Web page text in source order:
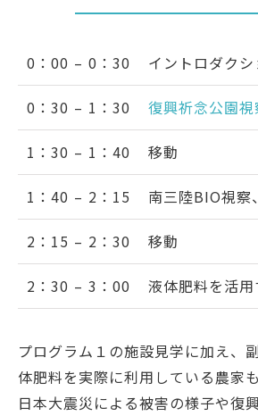
0：00 – 0：30 イントロダク
0：30 – 1：30 復興祈念公園
1：30 – 1：40 移動
1：40 – 2：15 南三陸BIO視察
2：15 – 2：30 移動
2：30 – 3：00 液体肥料を活
プログラム１の施設見学に加え、
体肥料を実際に利用している農家
日本大震災による被害の様子や復